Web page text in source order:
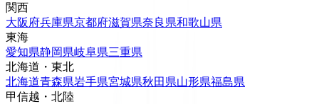
関西
大阪府兵庫県京都府滋賀県奈良県和歌山県
東海
愛知県静岡県岐阜県三重県
北海道・東北
北海道青森県岩手県宮城県秋田県山形県福島県
甲信越・北陸